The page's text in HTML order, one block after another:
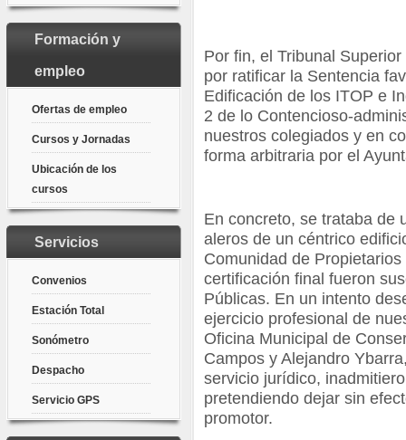
Formación y
empleo
Ofertas de empleo
Cursos y Jornadas
Ubicación de los
cursos
Servicios
Convenios
Estación Total
Sonómetro
Despacho
Servicio GPS
Por fin, el Tribunal
por ratificar la Sentencia
Edificación de los ITOP e
2 de lo Contencioso-
nuestros colegiados y en
forma arbitraria por el
En concreto, se trataba de
aleros de un céntrico
Comunidad de
certificación final fueron
Públicas. En un intento
ejercicio profesional de
Oficina Municipal de
Campos y Alejandro
servicio jurídico,
pretendiendo dejar sin
promotor.